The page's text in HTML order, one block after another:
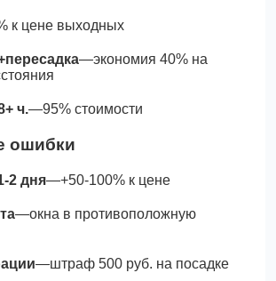
к цене выходных
—экономия 40% на
ч.—95% стоимости
ошибки
2 дня—+50-100% к цене
—окна в противоположную
—штраф 500 руб. на посадке